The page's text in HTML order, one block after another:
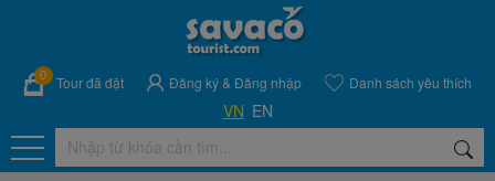
0 Tour đã đặt Đăng ký& Đăng nhập Danh sách yêu thích
VN EN